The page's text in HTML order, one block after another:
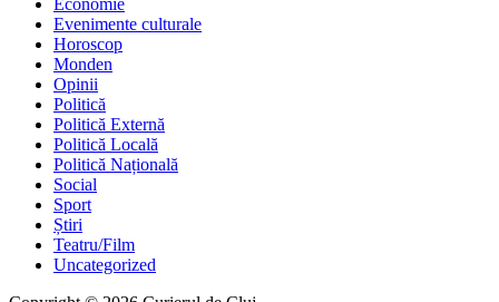
Economie
Evenimente culturale
Horoscop
Monden
Opinii
Politică
Politică Externă
Politică Locală
Politică Națională
Social
Sport
Știri
Teatru/Film
Uncategorized